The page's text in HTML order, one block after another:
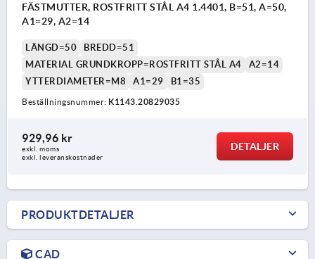
FÄSTMUTTER, ROSTFRITT STÅL A4 1.4401, B=51, A=50,
A1=29, A2=14
LÄNGD=50
BREDD=51
MATERIAL GRUNDKROPP=ROSTFRITT STÅL A4
A2=14
YTTERDIAMETER=M8
A1=29 B1=35
Beställningsnummer: K1143.20829035
929,96 kr
exkl. moms
exkl. leveranskostnader
DETALJER
PRODUKTDETALJER
CAD